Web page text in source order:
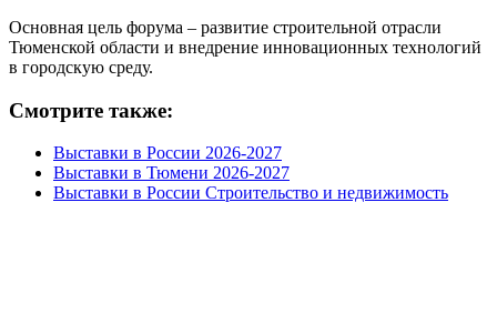
Основная цель форума – развитие строительной отрасли
Тюменской области и внедрение инновационных технологий
в городскую среду.
Смотрите также:
Выставки в России 2026-2027
Выставки в Тюмени 2026-2027
Выставки в России Строительство и недвижимость